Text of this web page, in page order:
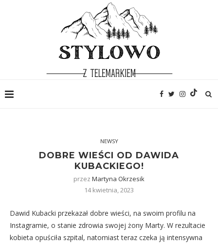
NEWSY
DOBRE WIEŚCI OD DAWIDA
KUBACKIEGO!
przez Martyna Okrzesik
14 kwietnia, 2023
Dawid Kubacki przekazał dobre wieści, na swoim profilu na
Instagramie, o stanie zdrowia swojej żony Marty. W rezultacie
kobieta opuściła szpital, natomiast teraz czeka ją intensywna